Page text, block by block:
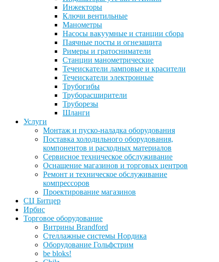
Инжекторы
Ключи вентильные
Манометры
Насосы вакуумные и станции сбора
Паячные посты и огнезащита
Римеры и гратосниматели
Станции манометрические
Течеискатели ламповые и красители
Течеискатели электронные
Трубогибы
Труборасширители
Труборезы
Шланги
Услуги
Монтаж и пуско-наладка оборудования
Поставка холодильного оборудования,
компонентов и расходных материалов
Сервисное техническое обслуживание
Оснащение магазинов и торговых центров
Ремонт и техническое обслуживание
компрессоров
Проектирование магазинов
СЦ Битцер
Ирбис
Торговое оборудование
Витрины Brandford
Стеллажные системы Нордика
Оборудование Гольфстрим
be bloks!